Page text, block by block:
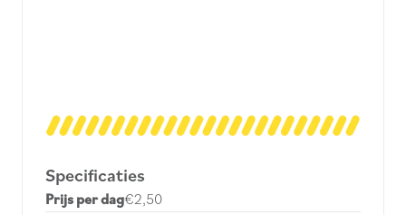
Specificaties
Prijs per dag€2,50